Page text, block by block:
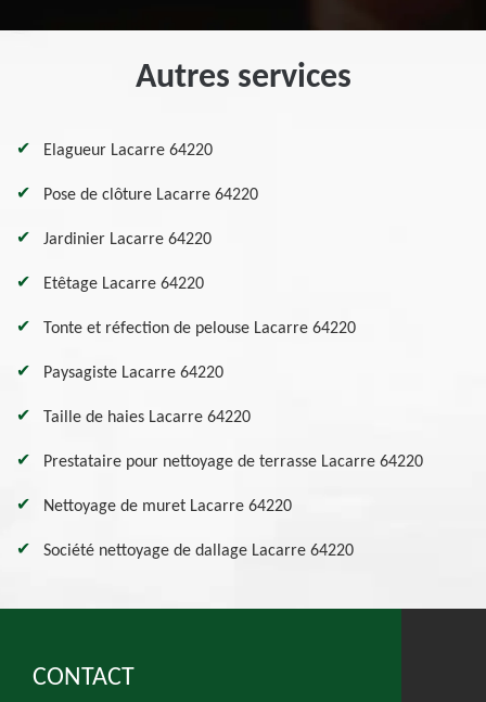
Autres services
Elagueur Lacarre 64220
Pose de clôture Lacarre 64220
Jardinier Lacarre 64220
Etêtage Lacarre 64220
Tonte et réfection de pelouse Lacarre 64220
Paysagiste Lacarre 64220
Taille de haies Lacarre 64220
Prestataire pour nettoyage de terrasse Lacarre 64220
Nettoyage de muret Lacarre 64220
Société nettoyage de dallage Lacarre 64220
CONTACT